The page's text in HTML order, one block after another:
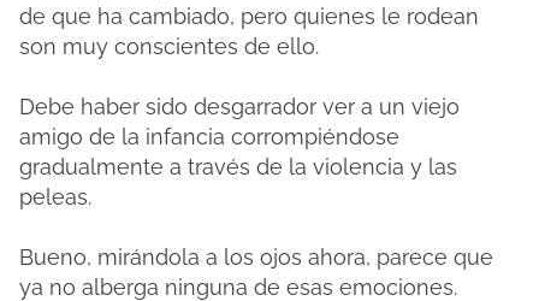
de que ha cambiado, pero quienes le rodean
son muy conscientes de ello.
Debe haber sido desgarrador ver a un viejo
amigo de la infancia corrompiéndose
gradualmente a través de la violencia y las
peleas.
Bueno, mirándola a los ojos ahora, parece que
ya no alberga ninguna de esas emociones.